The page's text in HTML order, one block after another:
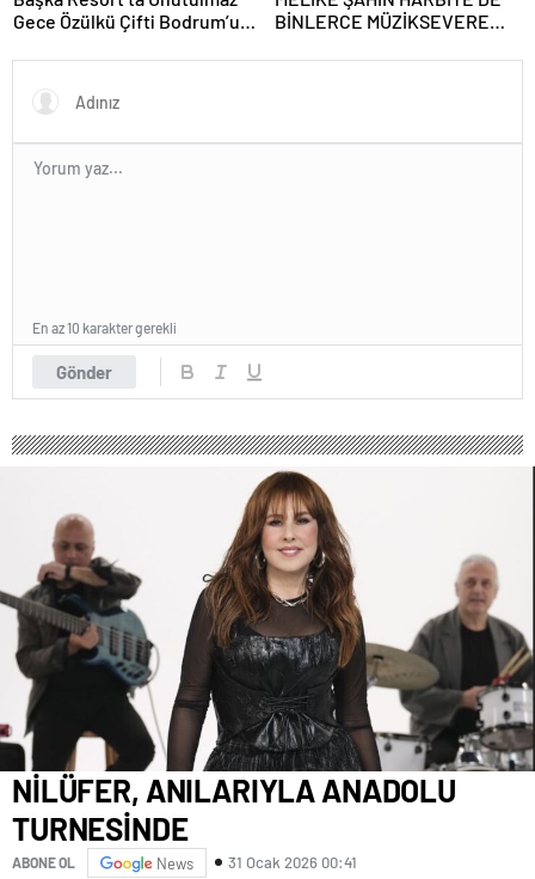
Gece Özülkü Çifti Bodrum’u
BİNLERCE MÜZİKSEVERE
YAŞATTI!
Gönder
En az 10 karakter gerekli
NİLÜFER, ANILARIYLA ANADOLU
TURNESİNDE
ABONE OL News 31 Ocak 2026 00:41